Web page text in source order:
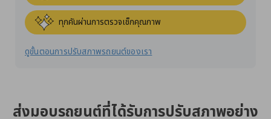
ทุกคันผ่านการตรวจเช็กคุณภาพ
ดูขั้นตอนการปรับสภาพรถยนต์ของเรา
ส่งมอบรถยนต์ที่ได้รับการปรับสภาพอย่าง